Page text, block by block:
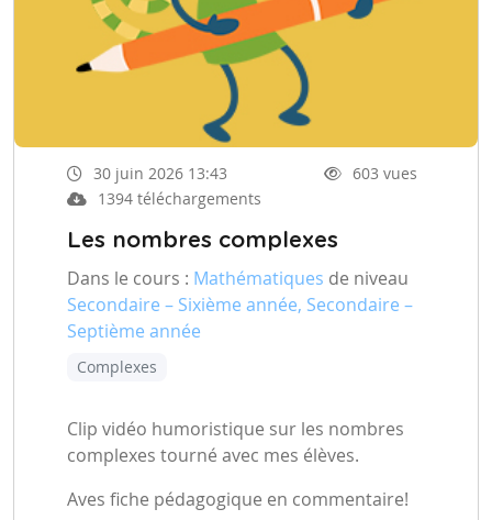
30 juin 2026 13:43
603 vues
1394 téléchargements
Les nombres complexes
Dans le cours : Mathématiques de niveau
Secondaire – Sixième année, Secondaire –
Septième année
Complexes
Clip vidéo humoristique sur les nombres
complexes tourné avec mes élèves.
Aves fiche pédagogique en commentaire!